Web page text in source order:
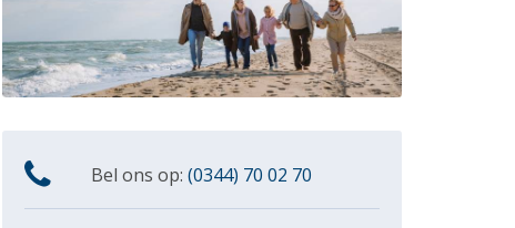
Bel ons op: (0344) 70 02 70